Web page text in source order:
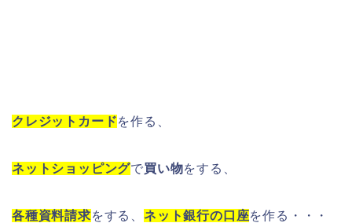
クレジットカードを作る、
ネットショッピングで買い物をする、
各種資料請求をする、ネット銀行の口座を作る・・・